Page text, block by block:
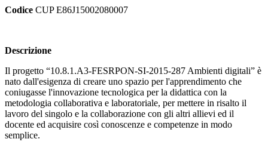
Codice CUP E86J15002080007
Descrizione
Il progetto “10.8.1.A3-FESRPON-SI-2015-287 Ambienti digitali” è
nato dall'esigenza di creare uno spazio per l'apprendimento che
coniugasse l'innovazione tecnologica per la didattica con la
metodologia collaborativa e laboratoriale, per mettere in risalto il
lavoro del singolo e la collaborazione con gli altri allievi ed il
docente ed acquisire così conoscenze e competenze in modo
semplice.